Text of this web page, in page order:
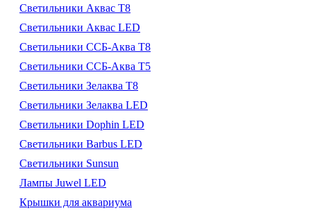
Светильники Аквас Т8
Светильники Аквас LED
Светильники ССБ-Аква Т8
Светильники ССБ-Аква Т5
Светильники Зелаква Т8
Светильники Зелаква LED
Светильники Dophin LED
Светильники Barbus LED
Светильники Sunsun
Лампы Juwel LED
Крышки для аквариума